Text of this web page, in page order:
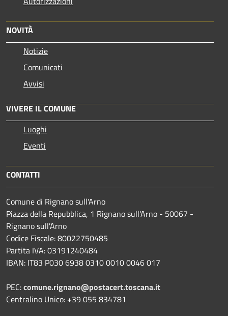
NOVITÀ
Notizie
Comunicati
Avvisi
VIVERE IL COMUNE
Luoghi
Eventi
CONTATTI
Comune di Rignano sull'Arno
Piazza della Repubblica, 1 Rignano sull'Arno - 50067 -
Rignano sull'Arno
Codice Fiscale: 80022750485
Partita IVA: 03191240484
IBAN: IT83 P030 6938 0310 0010 0046 017
PEC:comune.rignano@postacert.toscana.it
Centralino Unico: +39 055 834781